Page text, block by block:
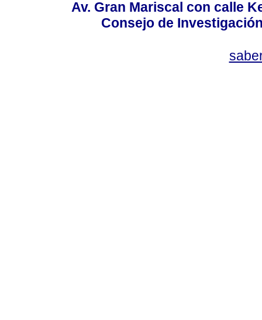
Av. Gran Mariscal con calle
Consejo de